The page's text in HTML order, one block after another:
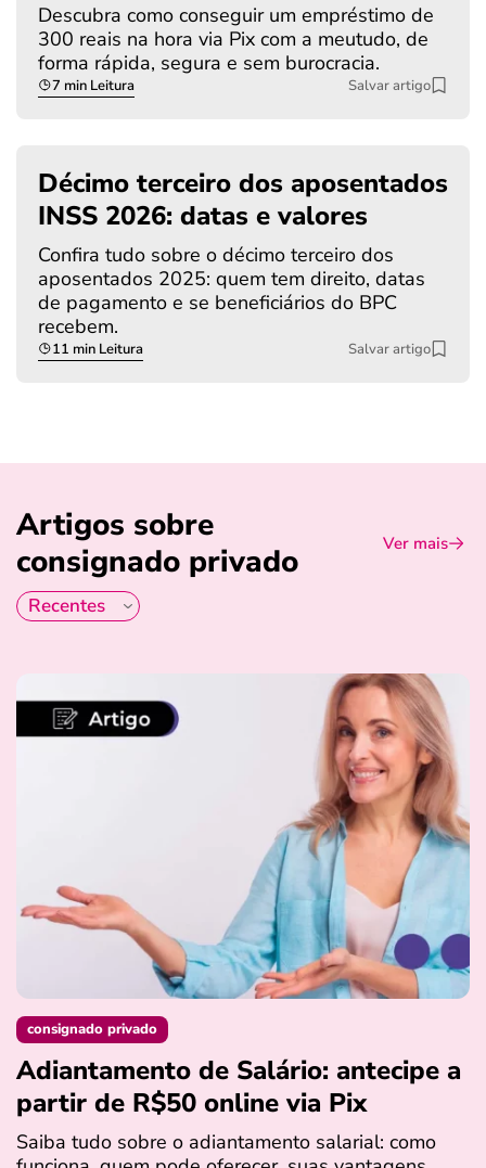
Descubra como conseguir um empréstimo de
300 reais na hora via Pix com a meutudo, de
forma rápida, segura e sem burocracia.
7 min Leitura Salvar artigo
Décimo terceiro dos aposentados
INSS 2026: datas e valores
Confira tudo sobre o décimo terceiro dos
aposentados 2025: quem tem direito, datas
de pagamento e se beneficiários do BPC
recebem.
11 min Leitura Salvar artigo
Artigos sobre
consignado privado
Ver mais
consignado privado
Adiantamento de Salário: antecipe a
partir de R$50 online via Pix
Saiba tudo sobre o adiantamento salarial: como